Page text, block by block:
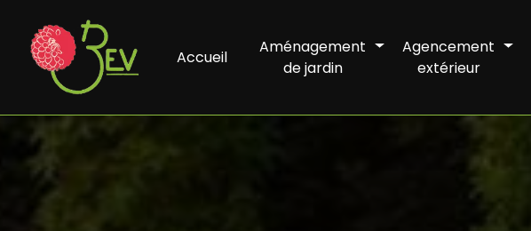
Accueil
Aménagement
de jardin
Agencement
extérieur